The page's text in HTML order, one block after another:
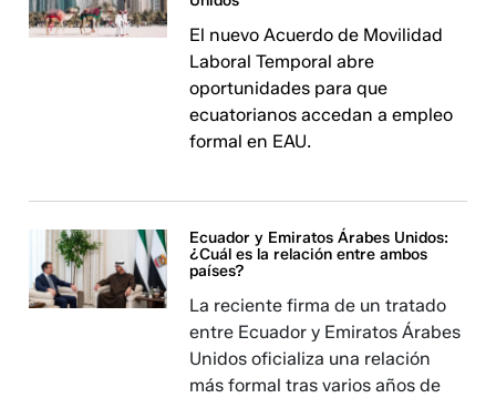
El nuevo Acuerdo de Movilidad
Laboral Temporal abre
oportunidades para que
ecuatorianos accedan a empleo
formal en EAU.
Ecuador y Emiratos Árabes Unidos:
¿Cuál es la relación entre ambos
países?
La reciente firma de un tratado
entre Ecuador y Emiratos Árabes
Unidos oficializa una relación
más formal tras varios años de